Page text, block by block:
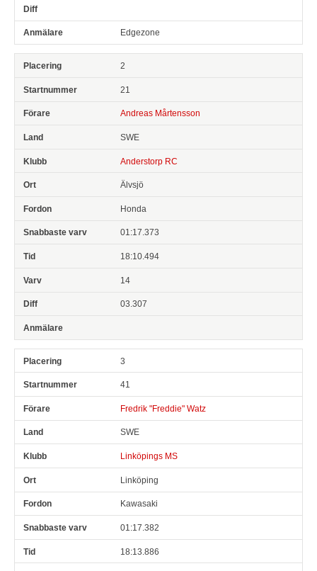
Edgezone
2
21
Andreas Mårtensson
SWE
Anderstorp RC
Älvsjö
Honda
01:17.373
18:10.494
14
03.307
3
41
Fredrik "Freddie" Watz
SWE
Linköpings MS
Linköping
Kawasaki
01:17.382
18:13.886